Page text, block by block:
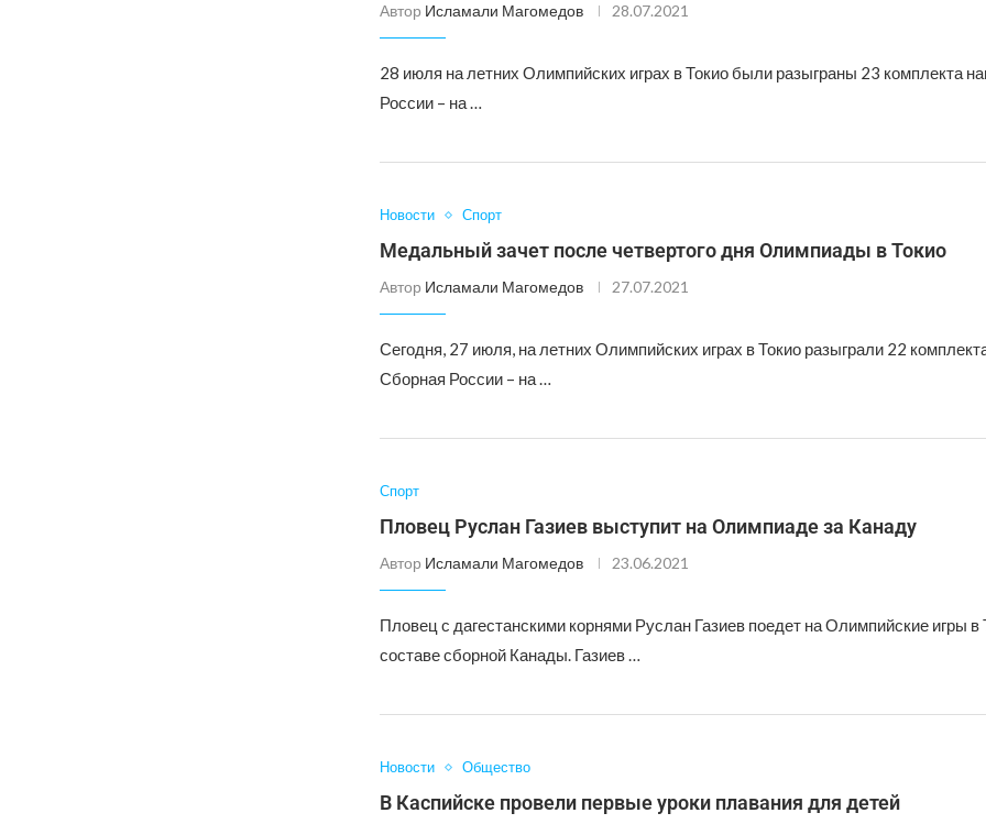
Автор Исламали Магомедов 28.07.2021
28 июля на летних Олимпийских играх в Токио были разыграны 23 комплекта
России – на …
Новости Спорт
Медальный зачет после четвертого дня Олимпиады в Токио
Автор Исламали Магомедов 27.07.2021
Сегодня, 27 июля, на летних Олимпийских играх в Токио разыграли 22
Сборная России – на …
Спорт
Пловец Руслан Газиев выступит на Олимпиаде за Канаду
Автор Исламали Магомедов 23.06.2021
Пловец с дагестанскими корнями Руслан Газиев поедет на Олимпийские игры в
составе сборной Канады. Газиев …
Новости Общество
В Каспийске провели первые уроки плавания для детей